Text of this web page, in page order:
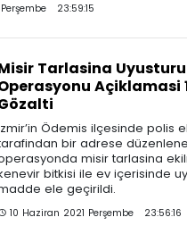
23:59:15
Tarlasina
Açiklamasi
Ödemis ilçesinde polis
bir adrese
misir tarlasina
bitkisi ile ev içerisinde
ele geçirildi.
10 Haziran 2021 Perşembe 23:56:16